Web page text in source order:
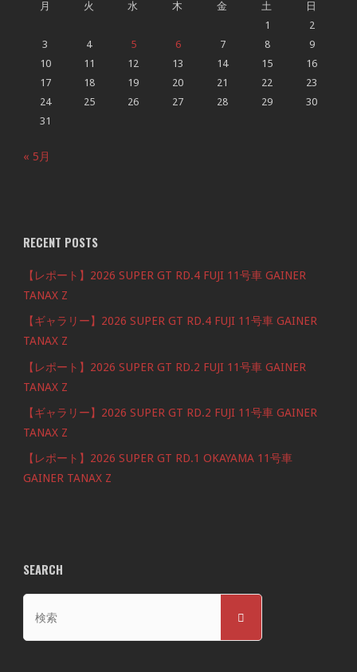
月
火 水 木 金 土
日
1
2
3
4 5 6 7 8
9
10
11 12 13 14 15
16
17
18 19 20 21 22
23
24
25 26 27 28 29
30
31
« 5月
RECENT POSTS
【レポート】2026 SUPER GT RD.4 FUJI 11号車 GAINER
TANAX Z
【ギャラリー】2026 SUPER GT RD.4 FUJI 11号車 GAINER
TANAX Z
【レポート】2026 SUPER GT RD.2 FUJI 11号車 GAINER
TANAX Z
【ギャラリー】2026 SUPER GT RD.2 FUJI 11号車 GAINER
TANAX Z
【レポート】2026 SUPER GT RD.1 OKAYAMA 11号車
GAINER TANAX Z
SEARCH
対
検